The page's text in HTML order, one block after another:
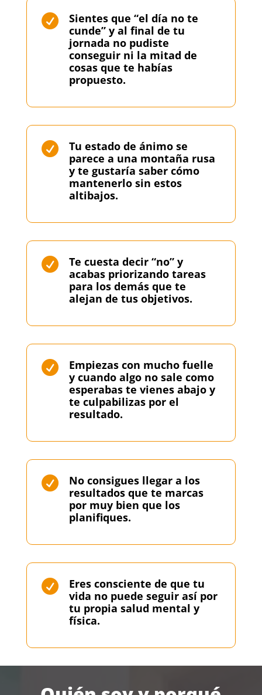

Sientes que “el día no te
cunde” y al final de tu
jornada no pudiste
conseguir ni la mitad de
cosas que te habías
propuesto.

Tu estado de ánimo se
parece a una montaña rusa
y te gustaría saber cómo
mantenerlo sin estos
altibajos.

Te cuesta decir “no” y
acabas priorizando tareas
para los demás que te
alejan de tus objetivos.

Empiezas con mucho fuelle
y cuando algo no sale como
esperabas te vienes abajo y
te culpabilizas por el
resultado.

No consigues llegar a los
resultados que te marcas
por muy bien que los
planifiques.

Eres consciente de que tu
vida no puede seguir así por
tu propia salud mental y
física.